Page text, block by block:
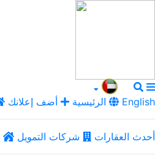
الرئيسية أضف إعلانك English
أحدث العقارات شركات التمويل